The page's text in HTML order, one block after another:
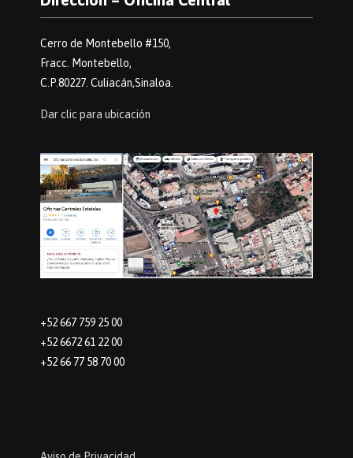
Cerro de Montebello #150,
Fracc. Montebello,
C.P.80227. Culiacán,Sinaloa.
Dar clic para ubicación
+52 667 759 25 00
+52 6672 61 22 00
+52 66 77 58 70 00